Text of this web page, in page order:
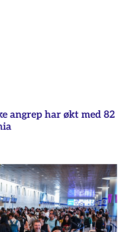
angrep har økt med 82